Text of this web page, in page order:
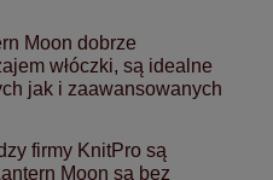
Moon dobrze
włóczki, są idealne
jak i zaawansowanych
firmy KnitPro są
Moon są bez